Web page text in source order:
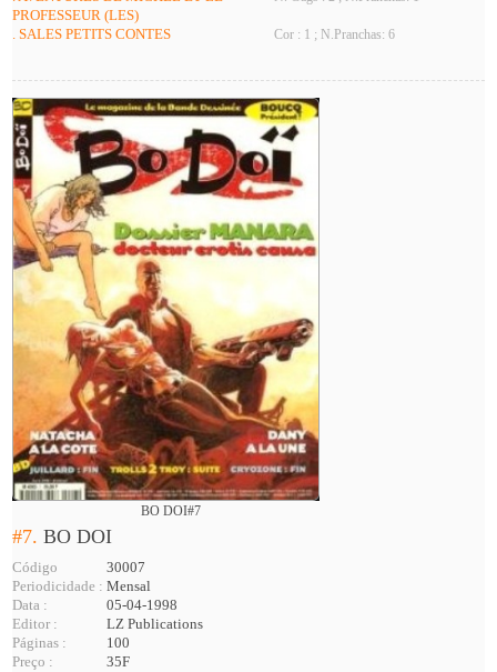
PROFESSEUR (LES)
. SALES PETITS CONTES Cor : 1 ; N.Pranchas: 6
BO DOI#7
#7.BO DOI
Código
30007
Periodicidade : Mensal
Data :
05-04-1998
Editor :
LZ Publications
Páginas :
100
Preço :
35F